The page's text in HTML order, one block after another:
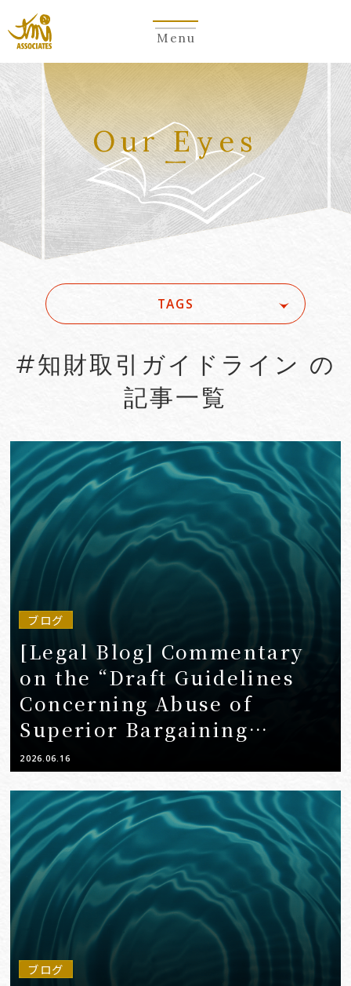
Menu
Our Eyes
TAGS
#Account seizure
#ACRA
#aerospace
#Agentic AI
#Agreements
#AI
#AI Governance
#AI/IoT
VIEW MORE
#知財取引ガイドライン の
記事一覧
ブログ
[Legal Blog] Commentary
on the “Draft Guidelines
Concerning Abuse of
Superior Bargaining
Position for Fair
Transactions Involving
Intellectual Property,
Know-how, and Data” — An
Analysis from Intellectual
Property and Competition
Law Perspectives —
2026.06.16
ブログ